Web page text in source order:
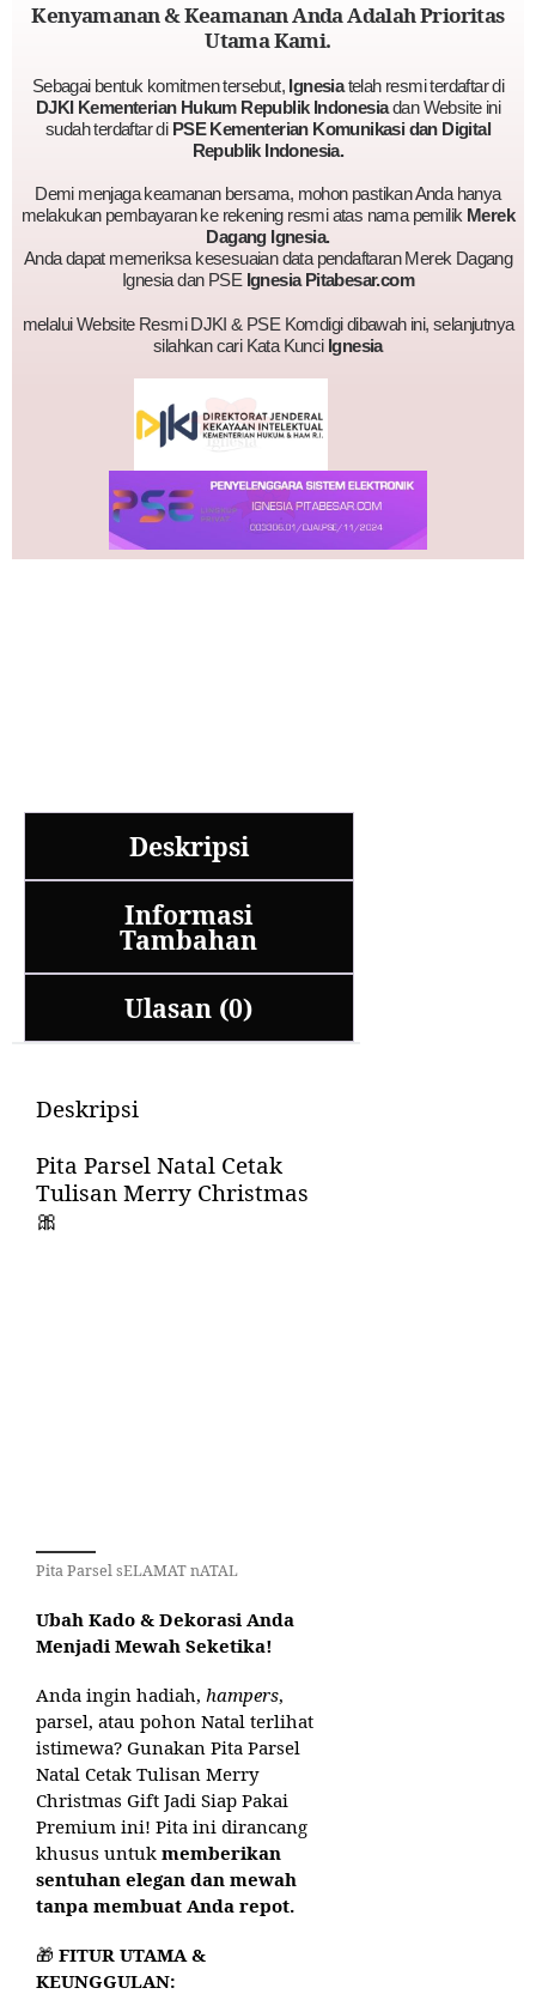
Kenyamanan & Keamanan Anda Adalah Prioritas
Utama Kami.
Sebagai bentuk komitmen tersebut, Ignesiatelah resmi terdaftar di
DJKI Kementerian Hukum Republik Indonesiadan Website ini
sudah terdaftar di PSE Kementerian Komunikasi dan Digital
Republik Indonesia.
Demi menjaga keamanan bersama, mohon pastikan Anda hanya
melakukan pembayaran ke rekening resmi atas nama pemilik Merek
Dagang Ignesia.
Anda dapat memeriksa kesesuaian data pendaftaran Merek Dagang
Ignesia dan PSE Ignesia Pitabesar.com
melalui Website Resmi DJKI & PSE Komdigi dibawah ini, selanjutnya
silahkan cari Kata Kunci Ignesia
Deskripsi
Informasi
Tambahan
Ulasan (0)
Deskripsi
Pita Parsel Natal Cetak
Tulisan Merry Christmas
🎀
Pita Parsel sELAMAT nATAL
Ubah Kado & Dekorasi Anda
Menjadi Mewah Seketika!
Anda ingin hadiah, hampers,
parsel, atau pohon Natal terlihat
istimewa? Gunakan Pita Parsel
Natal Cetak Tulisan Merry
Christmas Gift Jadi Siap Pakai
Premium ini! Pita ini dirancang
khusus untuk memberikan
sentuhan elegan dan mewah
tanpa membuat Anda repot.
🎁 FITUR UTAMA &
KEUNGGULAN: